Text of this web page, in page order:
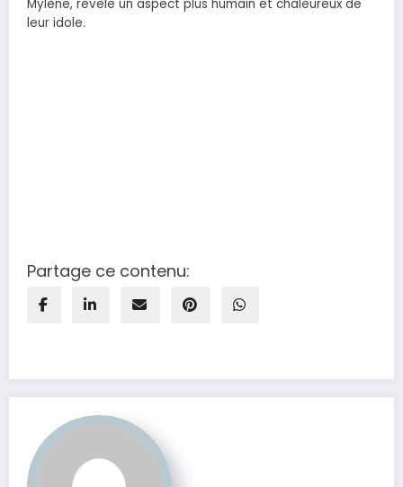
Mylène, révèle un aspect plus humain et chaleureux de
leur idole.
Partage ce contenu: